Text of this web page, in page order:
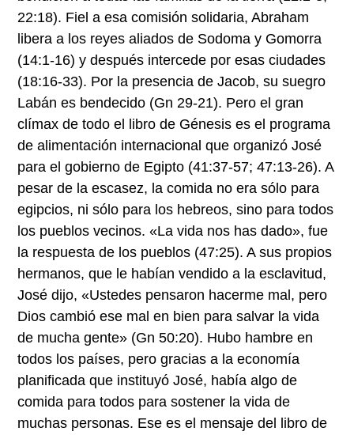
22:18). Fiel a esa comisión solidaria, Abraham
libera a los reyes aliados de Sodoma y Gomorra
(14:1-16) y después intercede por esas ciudades
(18:16-33). Por la presencia de Jacob, su suegro
Labán es bendecido (Gn 29-21). Pero el gran
clímax de todo el libro de Génesis es el programa
de alimentación internacional que organizó José
para el gobierno de Egipto (41:37-57; 47:13-26). A
pesar de la escasez, la comida no era sólo para
egipcios, ni sólo para los hebreos, sino para todos
los pueblos vecinos. «La vida nos has dado», fue
la respuesta de los pueblos (47:25). A sus propios
hermanos, que le habían vendido a la esclavitud,
José dijo, «Ustedes pensaron hacerme mal, pero
Dios cambió ese mal en bien para salvar la vida
de mucha gente» (Gn 50:20). Hubo hambre en
todos los países, pero gracias a la economía
planificada que instituyó José, había algo de
comida para todos para sostener la vida de
muchas personas. Ese es el mensaje del libro de